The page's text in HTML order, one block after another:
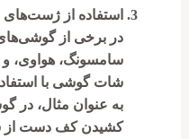
استفاده از
در برخی از گوشی‌های
سامسونگ، هواوی، و
شات گوشی با
به عنوان مثال، در
کشیدن کف دست